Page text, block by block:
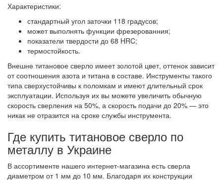
Характеристики:
стандартный угол заточки 118 градусов;
может выполнять функции фрезерованния;
показатели твердости до 68 HRC;
термостойкость.
Внешне титановое сверло имеет золотой цвет, оттенок зависит
от соотношения азота и титана в составе. Инструменты такого
типа сверхустойчивы к поломкам и имеют длительный срок
эксплуатации. Используя их вы можете увеличить обычную
скорость сверления на 50%, а скорость подачи до 20% — это
никак не отразится на сроке службы инструмента.
Где купить титановое сверло по
металлу в Украине
В ассортименте нашего интернет-магазина есть сверла
диаметром от 1 мм до 10 мм. Благодаря их конструкции